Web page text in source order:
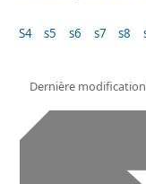
s4 s5 s6 s7 s8
Dernière